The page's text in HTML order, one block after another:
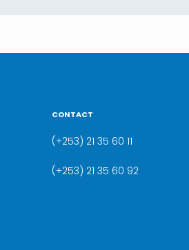
CONTACT
(+253) 21 35 60 11
(+253) 21 35 60 92